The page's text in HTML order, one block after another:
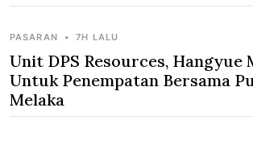
PASARAN • 7H LALU
Unit DPS Resources, Hangyue
Untuk Penempatan Bersama
Melaka